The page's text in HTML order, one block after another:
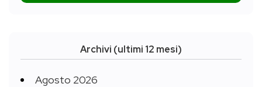
Archivi (ultimi 12 mesi)
Agosto 2026